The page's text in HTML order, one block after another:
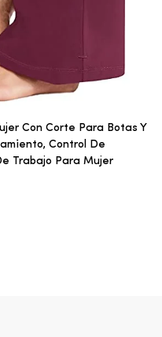
Con Corte Para Botas Y
Control De
Trabajo Para Mujer